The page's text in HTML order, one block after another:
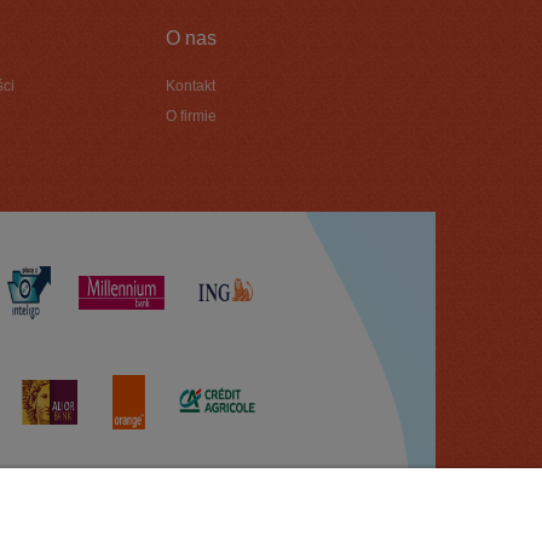
O nas
Kontakt
O firmie